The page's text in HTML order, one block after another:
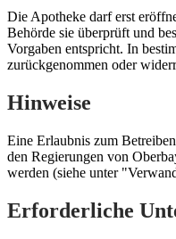
Die Apotheke darf erst
Behörde sie überprüft und
Vorgaben entspricht. In
zurückgenommen oder
Hinweise
Eine Erlaubnis zum
den Regierungen von
werden (siehe unter
Erforderliche